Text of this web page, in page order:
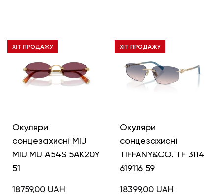
ХІТ ПРОДАЖУ
Окуляри
сонцезахисні MIU
MIU MU A54S 5AK20Y
51
18759,00 UAH
ХІТ ПРОДАЖУ
Окуляри
сонцезахисні
TIFFANY&CO. TF 3114
619116 59
18399,00 UAH